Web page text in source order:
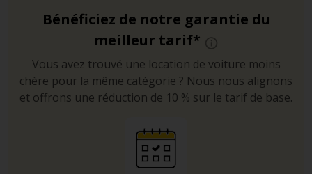
Bénéficiez de notre garantie du
meilleur tarif*
Vous avez trouvé une location de voiture moins
chère pour la même catégorie ? Nous nous alignons
et offrons une réduction de 10 % sur le tarif de base.